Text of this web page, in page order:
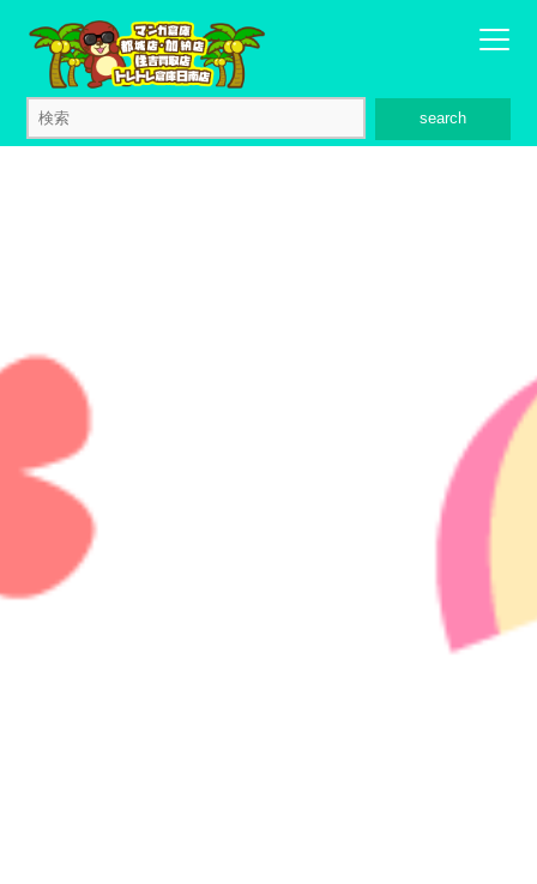
search